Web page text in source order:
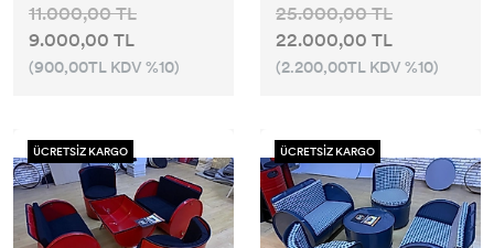
11.000,00 TL
9.000,00 TL
(900,00TL KDV %10)
25.000,00 TL
22.000,00 TL
(2.200,00TL KDV %10)
ÜCRETSİZ KARGO ÜCRETSİZ KARGO